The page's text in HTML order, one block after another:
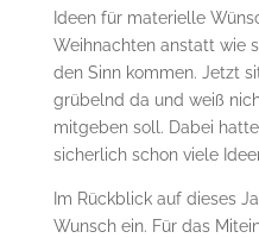
Ideen für materielle
Weihnachten anstatt wie
den Sinn kommen. Jetzt
grübelnd da und weiß
mitgeben soll. Dabei
sicherlich schon viele
Im Rückblick auf dieses
Wunsch ein. Für das